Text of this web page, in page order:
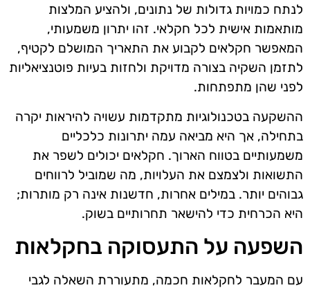
לנתח כמויות גדולות של נתונים, ולהציע המלצות
מותאמות אישית לכל חקלאי. זהו יתרון משמעותי,
המאפשר חקלאים לקבוע את התאריך המושלם לקטיף,
לתזמן השקיה בצורה מדויקת ולחזות בעיות פוטנציאליות
לפני שהן מתפתחות.
ההשקעה בטכנולוגיות מתקדמות עשויה להיראות יקרה
בתחילה, אך היא מביאה עמה יתרונות כלכליים
משמעותיים בטווח הארוך. חקלאים יכולים לשפר את
התשואות ולצמצם את העלויות, מה שמוביל לרווחים
גבוהים יותר. במילים אחרות, חדשנות אינה רק מותרות;
היא הכרחית כדי להישאר תחרותיים בשוק.
השפעה על התעסוקה בחקלאות
עם המעבר לחקלאות חכמה, מתעוררת השאלה לגבי